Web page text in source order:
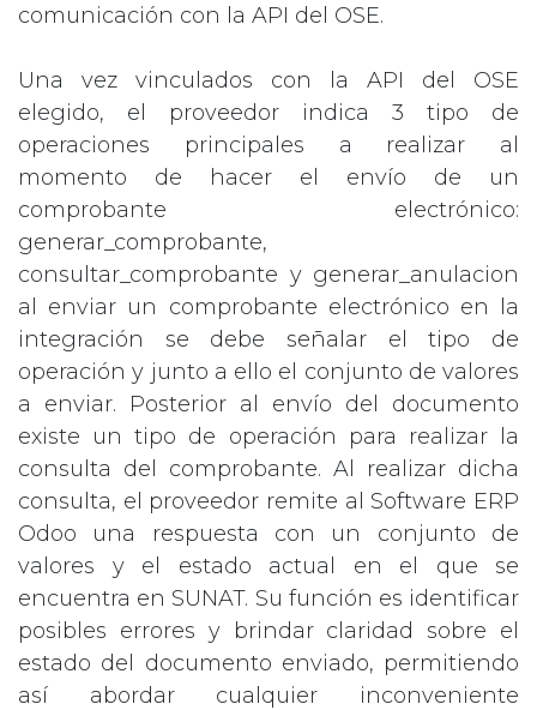
comunicación con la API del OSE.
Una vez vinculados con la API del OSE
elegido, el proveedor indica 3 tipo de
operaciones principales a realizar al
momento de hacer el envío de un
comprobante electrónico:
generar_comprobante,
consultar_comprobante y generar_anulacion
al enviar un comprobante electrónico en la
integración se debe señalar el tipo de
operación y junto a ello el conjunto de valores
a enviar. Posterior al envío del documento
existe un tipo de operación para realizar la
consulta del comprobante. Al realizar dicha
consulta, el proveedor remite al Software ERP
Odoo una respuesta con un conjunto de
valores y el estado actual en el que se
encuentra en SUNAT. Su función es identificar
posibles errores y brindar claridad sobre el
estado del documento enviado, permitiendo
así abordar cualquier inconveniente